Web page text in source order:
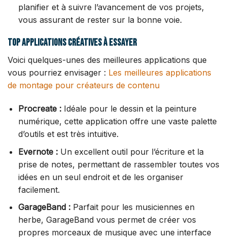
planifier et à suivre l’avancement de vos projets,
vous assurant de rester sur la bonne voie.
Top applications créatives à essayer
Voici quelques-unes des meilleures applications que
vous pourriez envisager : Les meilleures applications
de montage pour créateurs de contenu
Procreate :Idéale pour le dessin et la peinture
numérique, cette application offre une vaste palette
d’outils et est très intuitive.
Evernote :Un excellent outil pour l’écriture et la
prise de notes, permettant de rassembler toutes vos
idées en un seul endroit et de les organiser
facilement.
GarageBand :Parfait pour les musiciennes en
herbe, GarageBand vous permet de créer vos
propres morceaux de musique avec une interface